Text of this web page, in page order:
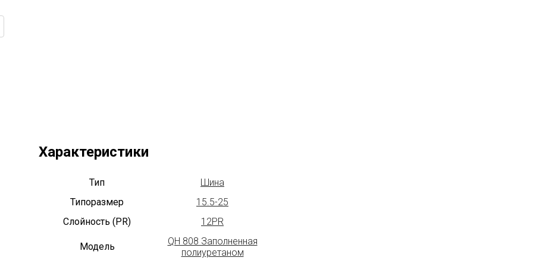
Характеристики
Тип
Шина
Типоразмер
15.5-25
Слойность (PR)
12PR
Модель
QH 808 Заполненная
полиуретаном